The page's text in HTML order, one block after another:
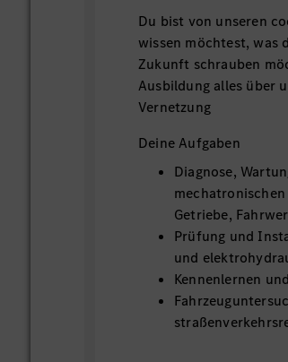
Du bist von unseren
wissen möchtest, was
Zukunft schrauben
Ausbildung alles über
Vernetzung
Deine Aufgaben
Diagnose,
Getriebe,
Prüfung und
und
Kennenlernen